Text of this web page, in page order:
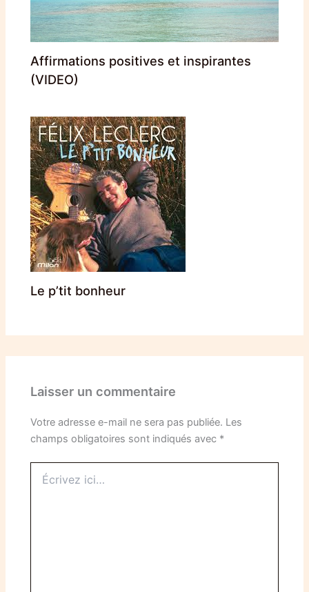
Affirmations positives et inspirantes
(VIDEO)
Le p’tit bonheur
Laisser un commentaire
Votre adresse e-mail ne sera pas publiée. Les
champs obligatoires sont indiqués avec *
ici…